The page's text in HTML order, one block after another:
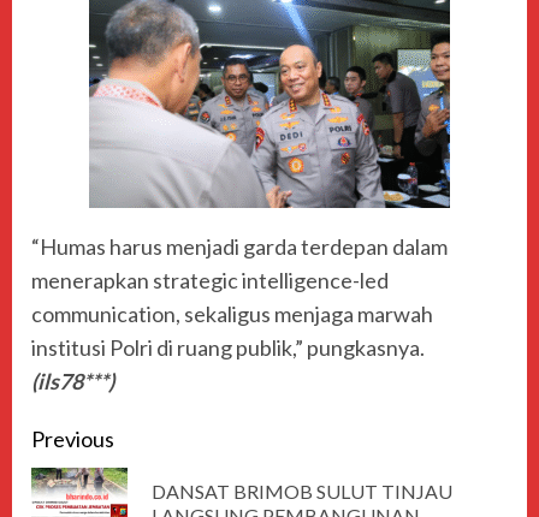
“Humas harus menjadi garda terdepan dalam
menerapkan strategic intelligence-led
communication, sekaligus menjaga marwah
institusi Polri di ruang publik,” pungkasnya.
(ils78***)
Previous
DANSAT BRIMOB SULUT TINJAU